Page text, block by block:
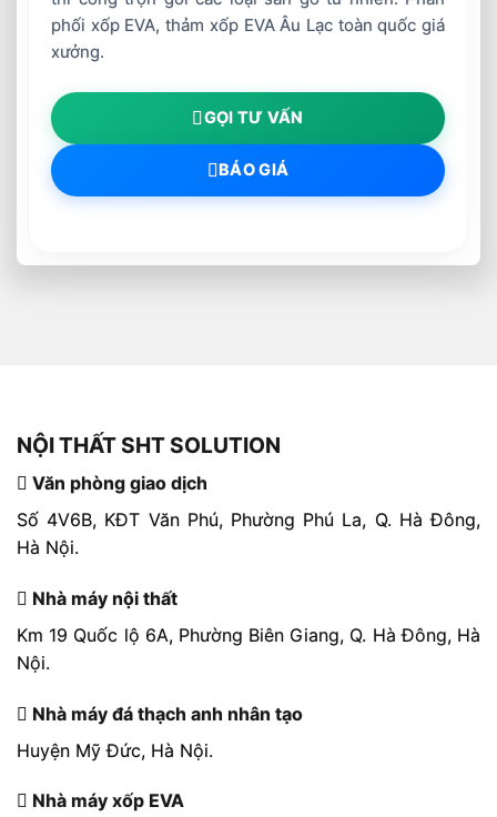
phối xốp EVA, thảm xốp EVA Âu Lạc toàn quốc giá
xưởng.
GỌI TƯ VẤN
BÁO GIÁ
NỘI THẤT SHT SOLUTION
Văn phòng giao dịch
Số 4V6B, KĐT Văn Phú, Phường Phú La, Q. Hà Đông,
Hà Nội.
Nhà máy nội thất
Km 19 Quốc lộ 6A, Phường Biên Giang, Q. Hà Đông, Hà
Nội.
Nhà máy đá thạch anh nhân tạo
Huyện Mỹ Đức, Hà Nội.
Nhà máy xốp EVA